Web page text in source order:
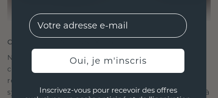
CRÉÉ POUR LA CONNEXION
Notre philosophie en matière de design est de
créer des liens, chaque pièce étant conçue pour
résister à l'épreuve du temps. Elle devient votre
symbole d'amour et de moments chéris, destinée à
EMail
Oui, je m'inscris
Inscrivez-vous pour recevoir des offres